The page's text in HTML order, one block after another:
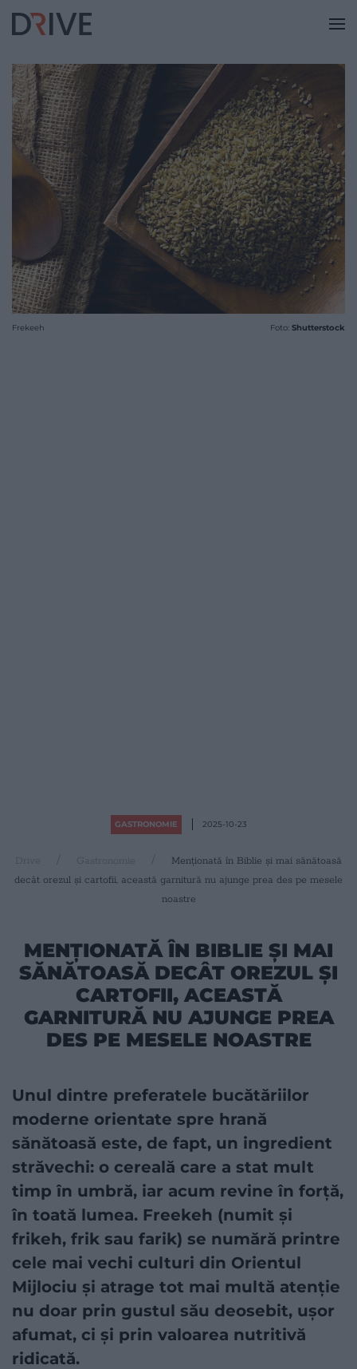
Frekeeh Foto: Shutterstock
GASTRONOMIE 2025-10-23
Drive Gastronomie
Menționată în Biblie și mai sănătoasă
decât orezul și cartofii, această garnitură nu ajunge prea des pe mesele
noastre
MENȚIONATĂ ÎN BIBLIE ȘI MAI
SĂNĂTOASĂ DECÂT OREZUL ȘI
CARTOFII, ACEASTĂ
GARNITURĂ NU AJUNGE PREA
DES PE MESELE NOASTRE
Unul dintre preferatele bucătăriilor
moderne orientate spre hrană
sănătoasă este, de fapt, un ingredient
străvechi: o cereală care a stat mult
timp în umbră, iar acum revine în forță,
în toată lumea. Freekeh (numit și
frikeh, frik sau farik) se numără printre
cele mai vechi culturi din Orientul
Mijlociu și atrage tot mai multă atenție
nu doar prin gustul său deosebit, ușor
afumat, ci și prin valoarea nutritivă
ridicată.